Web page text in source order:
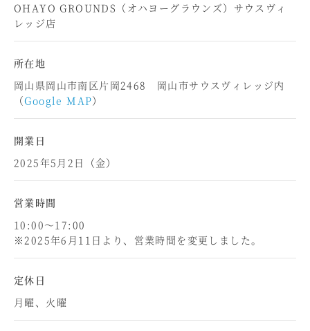
OHAYO GROUNDS（オハヨーグラウンズ）サウスヴィ
レッジ店
所在地
岡山県岡山市南区片岡2468 岡山市サウスヴィレッジ内
（Google MAP）
開業日
2025年5月2日（金）
営業時間
10:00～17:00
※2025年6月11日より、営業時間を変更しました。
定休日
月曜、火曜